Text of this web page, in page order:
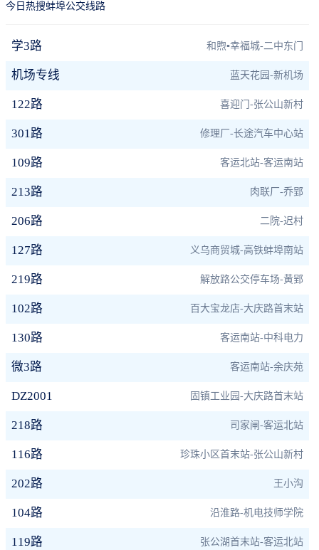
今日热搜蚌埠公交线路
学3路 和煦▪幸福城-二中东门
机场专线 蓝天花园-新机场
122路 喜迎门-张公山新村
301路 修理厂-长途汽车中心站
109路 客运北站-客运南站
213路 肉联厂-乔郢
206路 二院-迟村
127路 义乌商贸城-高铁蚌埠南站
219路 解放路公交停车场-黄郢
102路 百大宝龙店-大庆路首末站
130路 客运南站-中科电力
微3路 客运南站-余庆苑
DZ2001 固镇工业园-大庆路首末站
218路 司家闸-客运北站
116路 珍珠小区首末站-张公山新村
202路 王小沟
104路 沿淮路-机电技师学院
119路 张公湖首末站-客运北站